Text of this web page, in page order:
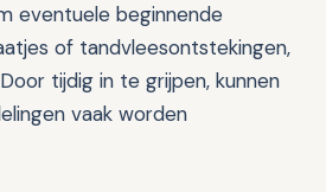
eventuele beginnende
of tandvleesontstekingen,
tijdig in te grijpen, kunnen
vaak worden